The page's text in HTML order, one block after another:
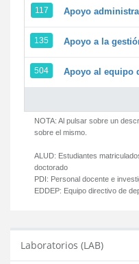
117 Apoyo
135 Apoyo a la
504 Apoyo al equipo
NOTA: Al pulsar sobre un
sobre el mismo.
ALUD: Estudiantes
doctorado
PDI: Personal docente e
EDDEP: Equipo directivo de
Laboratorios (LAB)